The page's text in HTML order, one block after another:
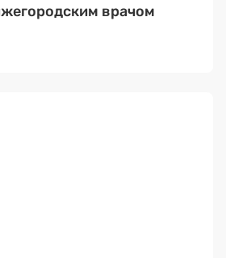
врачом